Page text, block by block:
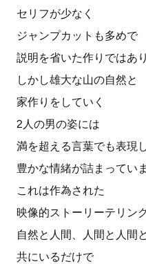
セリフが少なく
ジャンプカットも多めで
説明を省いた作りではあ
しかし雄大な山の自然と
家作りをしていく
2人の男の姿には
満を超える言葉でも表現
豊かな情緒が詰まってい
これは作為された
映像的ストーリーテリン
自然と人間、人間と人間
共にいるだけで